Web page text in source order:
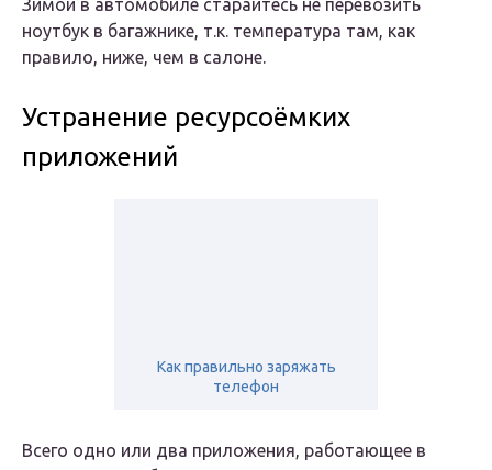
Зимой в автомобиле старайтесь не перевозить
ноутбук в багажнике, т.к. температура там, как
правило, ниже, чем в салоне.
Устранение ресурсоёмких
приложений
Как правильно заряжать
телефон
Всего одно или два приложения, работающее в